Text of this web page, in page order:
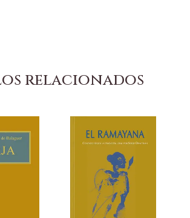
relacionados